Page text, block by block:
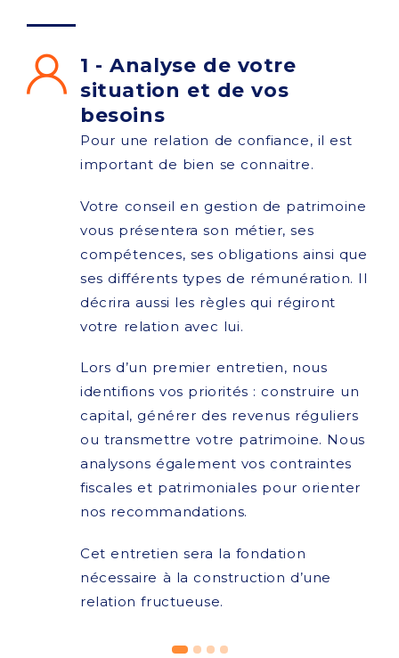
1 - Analyse de votre
situation et de vos
besoins
Pour une relation de confiance, il est
important de bien se connaitre.
Votre conseil en gestion de patrimoine
vous présentera son métier, ses
compétences, ses obligations ainsi que
ses différents types de rémunération. Il
décrira aussi les règles qui régiront
votre relation avec lui.
Lors d’un premier entretien, nous
identifions vos priorités : construire un
capital, générer des revenus réguliers
ou transmettre votre patrimoine. Nous
analysons également vos contraintes
fiscales et patrimoniales pour orienter
nos recommandations.
Cet entretien sera la fondation
nécessaire à la construction d’une
relation fructueuse.